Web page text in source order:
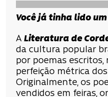
Você já tinha lido
A Literatura de
da cultura popular
por poemas escritos,
perfeição métrica
Originalmente, os
vendidos em feiras,